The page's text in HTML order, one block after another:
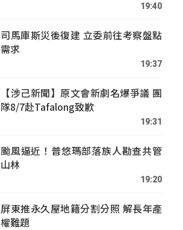
19:40
司馬庫斯災後復建 立委前往考察盤點
需求
19:37
【涉己新聞】原文會新劇名爆爭議 團
隊8/7赴Tafalong致歉
19:31
颱風逼近！普悠瑪部落族人勘查共管
山林
19:20
屏東推永久屋地籍分割分照 解長年產
權難題